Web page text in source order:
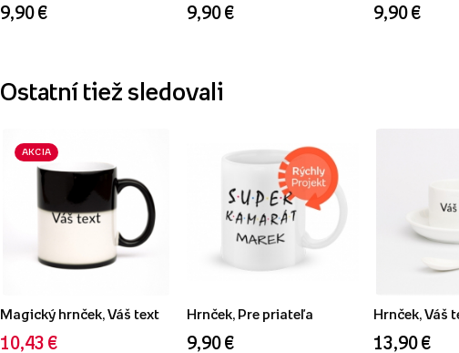
9,90 € 9,90 € 9,90 €
Ostatní tiež sledovali
AKCIA
Magický hrnček, Váš text
10,43 €
Hrnček, Pre priateľa
9,90 €
Hrnček, Váš
13,90 €